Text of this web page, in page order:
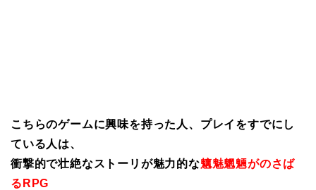
こちらのゲームに興味を持った人、プレイをすでにし
ている人は、
衝撃的で壮絶なストーリが魅力的な魑魅魍魎がのさば
るRPG